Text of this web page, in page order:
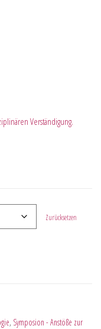
Verständigung.
Zurücksetzen
, Symposion - Anstöße zur